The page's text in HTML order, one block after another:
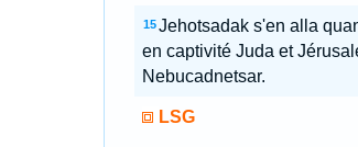
15 Jehotsadak s'en alla
en captivité Juda et
Nebucadnetsar.
LSG